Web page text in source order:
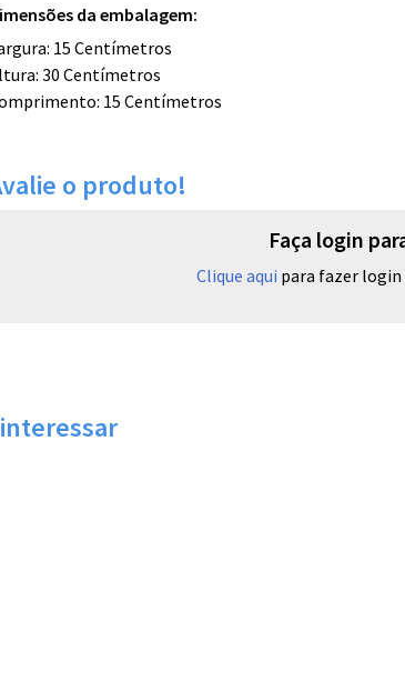
da embalagem:
15 Centímetros
30 Centímetros
15 Centímetros
o produto!
Faça login
Clique aqui para fazer